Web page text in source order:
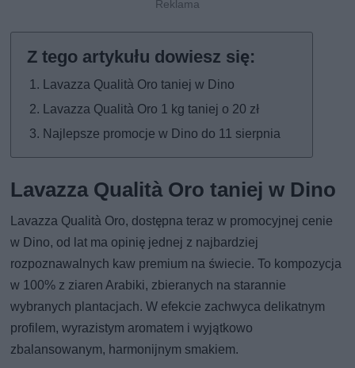
Lavazza Qualità Oro taniej w Dino
Lavazza Qualità Oro 1 kg taniej o 20 zł
Najlepsze promocje w Dino do 11 sierpnia
Lavazza Qualità Oro taniej w Dino
Lavazza Qualità Oro, dostępna teraz w promocyjnej cenie
w Dino, od lat ma opinię jednej z najbardziej
rozpoznawalnych kaw premium na świecie. To kompozycja
w 100% z ziaren Arabiki, zbieranych na starannie
wybranych plantacjach. W efekcie zachwyca delikatnym
profilem, wyrazistym aromatem i wyjątkowo
zbalansowanym, harmonijnym smakiem.